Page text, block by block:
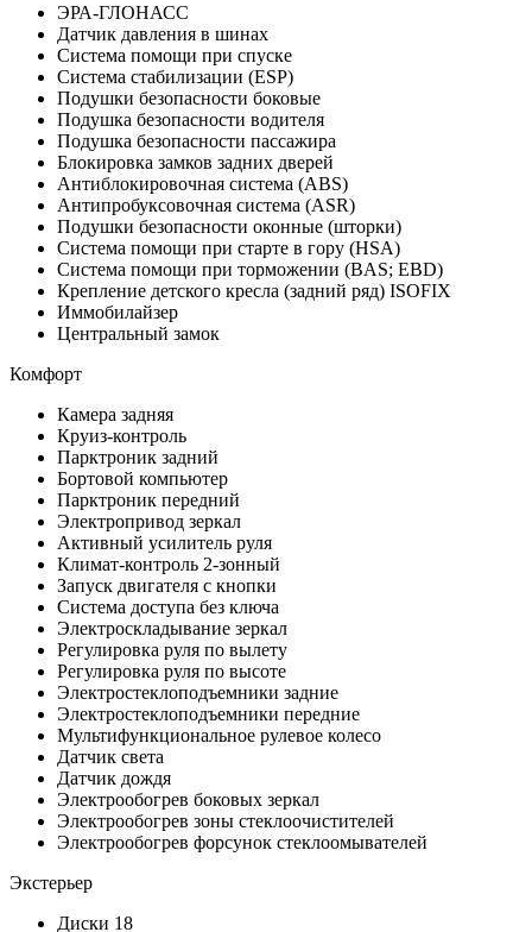
ЭРА-ГЛОНАСС
Датчик давления в шинах
Система помощи при спуске
Система стабилизации (ESP)
Подушки безопасности боковые
Подушка безопасности водителя
Подушка безопасности пассажира
Блокировка замков задних дверей
Антиблокировочная система (ABS)
Антипробуксовочная система (ASR)
Подушки безопасности оконные (шторки)
Система помощи при старте в гору (HSA)
Система помощи при торможении (BAS; EBD)
Крепление детского кресла (задний ряд) ISOFIX
Иммобилайзер
Центральный замок
Комфорт
Камера задняя
Круиз-контроль
Парктроник задний
Бортовой компьютер
Парктроник передний
Электропривод зеркал
Активный усилитель руля
Климат-контроль 2-зонный
Запуск двигателя с кнопки
Система доступа без ключа
Электроскладывание зеркал
Регулировка руля по вылету
Регулировка руля по высоте
Электростеклоподъемники задние
Электростеклоподъемники передние
Мультифункциональное рулевое колесо
Датчик света
Датчик дождя
Электрообогрев боковых зеркал
Электрообогрев зоны стеклоочистителей
Электрообогрев форсунок стеклоомывателей
Экстерьер
Диски 18